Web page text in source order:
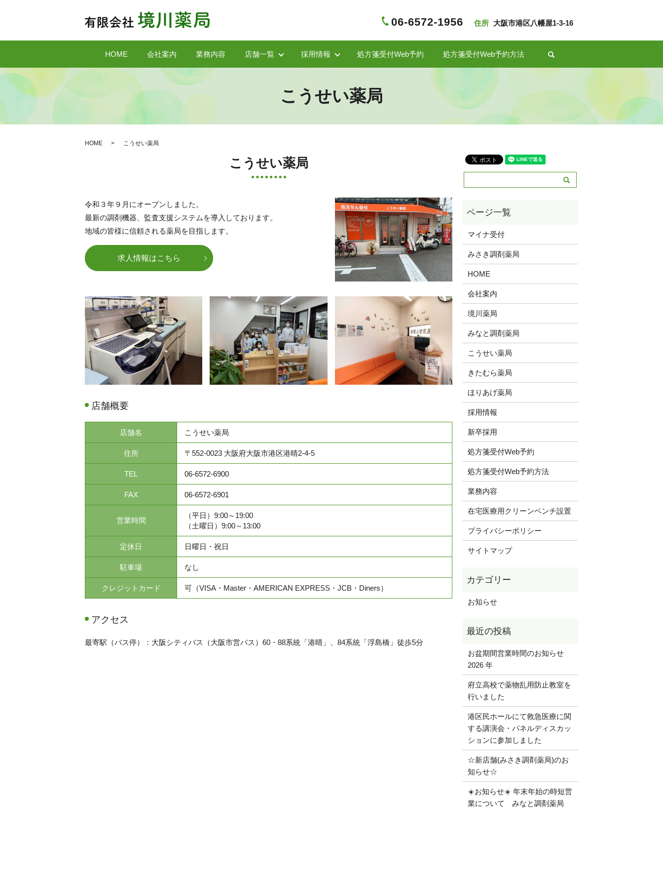
06-6572-1956 住所 大阪市港区八幡屋1-3-16
HOME 会社案内 業務内容 店舗一覧 採用情報 処方箋受付Web予約 処方箋受付Web予約方法
こうせい薬局
HOME こうせい薬局
こうせい薬局
令和３年９月にオープンしました。
最新の調剤機器、監査支援システムを導入しております。
地域の皆様に信頼される薬局を目指します。
求人情報はこちら
店舗概要
店舗名 こうせい薬局
住所 〒552-0023 大阪府大阪市港区港晴2-4-5
TEL 06-6572-6900
FAX 06-6572-6901
営業時間
（平日）9:00～19:00
（土曜日）9:00～13:00
定休日 日曜日・祝日
駐車場 なし
クレジットカード 可（VISA・Master・AMERICAN EXPRESS・JCB・Diners）
アクセス
最寄駅（バス停）：大阪シティバス（大阪市営バス）60・88系統「港晴」、84系統「浮島橋」徒歩5分
マイナ受付
みさき調剤薬局
HOME
会社案内
境川薬局
みなと調剤薬局
こうせい薬局
きたむら薬局
ほりあげ薬局
採用情報
新卒採用
処方箋受付Web予約
処方箋受付Web予約方法
業務内容
在宅医療用クリーンベンチ設置
プライバシーポリシー
サイトマップ
お知らせ
お盆期間営業時間のお知らせ
2026 年
府立高校で薬物乱用防止教室を
行いました
港区民ホールにて救急医療に関
する講演会・パネルディスカッ
ションに参加しました
☆新店舗(みさき調剤薬局)のお
知らせ☆
☀️お知らせ☀️ 年末年始の時短営
業について みなと調剤薬局